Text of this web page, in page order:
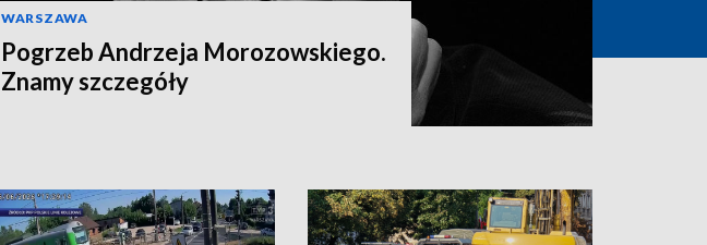
WARSZAWA
Pogrzeb Andrzeja Morozowskiego.
Znamy szczegóły